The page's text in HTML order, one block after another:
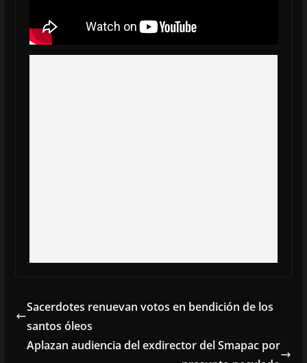
Sacerdotes renuevan votos en bendición de los
santos óleos
Aplazan audiencia del exdirector del Smapac por